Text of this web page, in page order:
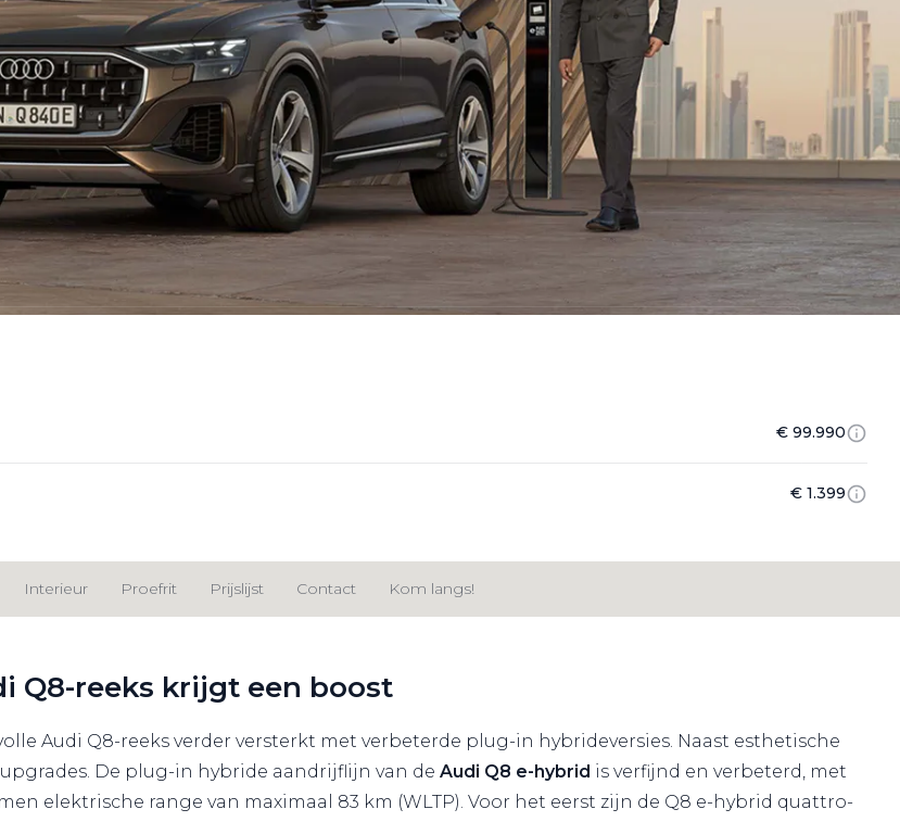
€ 99.990
€ 1.399
Interieur Proefrit Prijslijst Contact Kom langs!
Q8-reeks krijgt een boost
Audi Q8-reeks verder versterkt met verbeterde plug-in hybrideversies. Naast esthetische
De plug-in hybride aandrijflijn van de Audi Q8 e-hybrid is verfijnd en verbeterd, met
elektrische range van maximaal 83 km (WLTP). Voor het eerst zijn de Q8 e-hybrid quattro-